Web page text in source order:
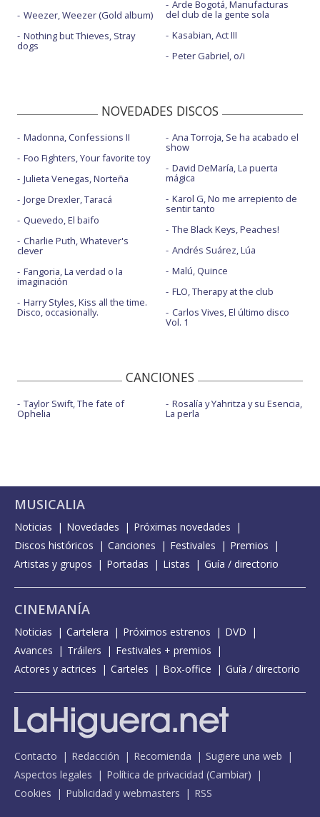
Weezer, Weezer (Gold album)
Nothing but Thieves, Stray
dogs
Arde Bogotá, Manufacturas
del club de la gente sola
Kasabian, Act III
Peter Gabriel, o/i
NOVEDADES DISCOS
Madonna, Confessions II
Foo Fighters, Your favorite toy
Julieta Venegas, Norteña
Jorge Drexler, Taracá
Quevedo, El baifo
Charlie Puth, Whatever's
clever
Fangoria, La verdad o la
imaginación
Harry Styles, Kiss all the time.
Disco, occasionally.
Ana Torroja, Se ha acabado el
show
David DeMaría, La puerta
mágica
Karol G, No me arrepiento de
sentir tanto
The Black Keys, Peaches!
Andrés Suárez, Lúa
Malú, Quince
FLO, Therapy at the club
Carlos Vives, El último disco
Vol. 1
CANCIONES
Taylor Swift, The fate of
Ophelia
Rosalía y Yahritza y su Esencia,
La perla
MUSICALIA
Noticias Novedades
Próximas novedades
Discos históricos
Canciones Festivales
Premios
Artistas y grupos
Portadas Listas Guía / directorio
CINEMANÍA
Noticias Cartelera Próximos estrenos
DVD
Avances
Tráilers
Festivales + premios
Actores y actrices
Carteles Box-office Guía / directorio
Contacto Redacción Recomienda
Sugiere una web
Aspectos legales
Política de privacidad (Cambiar)
Cookies
Publicidad y webmasters RSS